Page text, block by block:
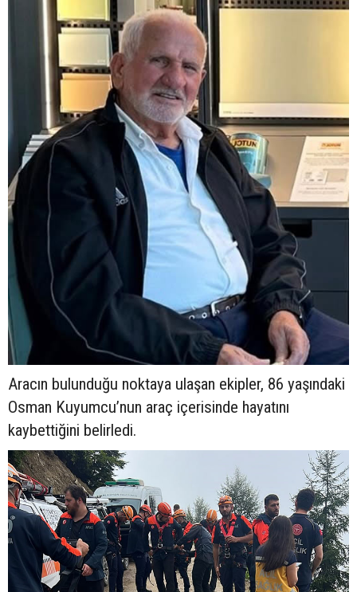
Aracın bulunduğu noktaya ulaşan ekipler, 86 yaşındaki
Osman Kuyumcu’nun araç içerisinde hayatını
kaybettiğini belirledi.